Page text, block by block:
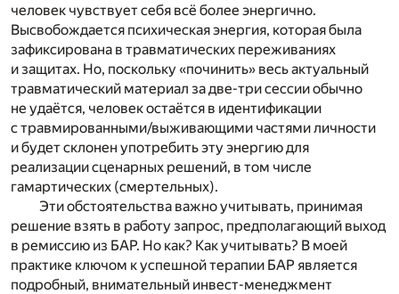
человек чувствует себя всё более энергично.
Высвобождается психическая энергия, которая была
зафиксирована в травматических переживаниях
и защитах. Но, поскольку «починить» весь актуальный
травматический материал за две-три сессии обычно
не удаётся, человек остаётся в идентификации
с травмированными/выживающими частями личности
и будет склонен употребить эту энергию для
реализации сценарных решений, в том числе
гамартических (смертельных).
Эти обстоятельства важно учитывать, принимая
решение взять в работу запрос, предполагающий выход
в ремиссию из БАР. Но как? Как учитывать? В моей
практике ключом к успешной терапии БАР является
подробный, внимательный инвест-менеджмент